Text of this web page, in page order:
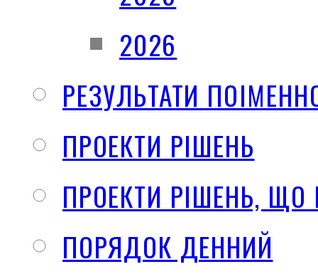
2026
РЕЗУЛЬТАТИ
ПРОЕКТИ РІШЕНЬ
ПРОЕКТИ РІШЕНЬ,
ПОРЯДОК ДЕННИЙ